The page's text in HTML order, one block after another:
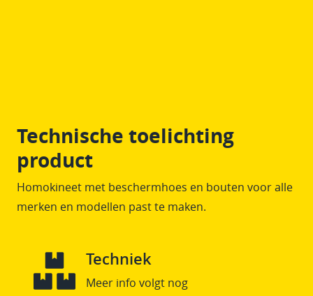
Technische toelichting
product
Homokineet met beschermhoes en bouten voor alle
merken en modellen past te maken.
Techniek
Meer info volgt nog